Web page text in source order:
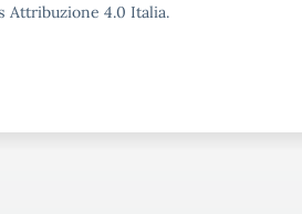
Attribuzione 4.0 Italia.